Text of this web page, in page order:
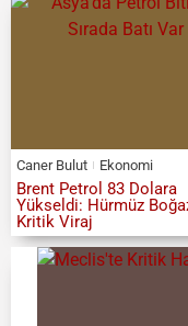
Caner Bulut Ekonomi
Brent Petrol 83 Dolara
Yükseldi: Hürmüz
Kritik Viraj